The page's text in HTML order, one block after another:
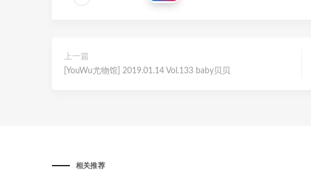
上一篇
[YouWu尤物馆] 2019.01.14 Vol.133 baby贝贝
相关推荐